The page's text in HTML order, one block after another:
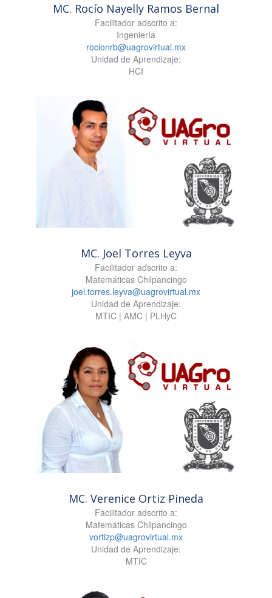
MC. Rocío Nayelly Ramos Bernal
Facilitador adscrito a:
Ingeniería
rocionrb@uagrovirtual.mx
Unidad de Aprendizaje:
HCI
MC. Joel Torres Leyva
Facilitador adscrito a:
Matemáticas Chilpancingo
joel.torres.leyva@uagrovirtual.mx
Unidad de Aprendizaje:
MTIC | AMC | PLHyC
MC. Verenice Ortiz Pineda
Facilitador adscrito a:
Matemáticas Chilpancingo
vortizp@uagrovirtual.mx
Unidad de Aprendizaje:
MTIC